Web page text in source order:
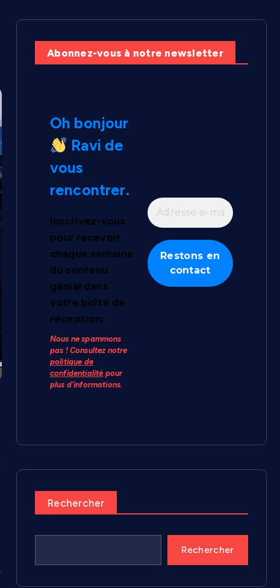
Abonnez-vous à notre newsletter
Oh bonjour
Ravi de
vous
rencontrer.
Inscrivez-vous
pour recevoir
chaque semaine
du contenu
génial dans
votre boîte de
réception.
Nous ne spammons
pas ! Consultez notre
politique de
confidentialité pour
plus d’informations.
Rechercher
Rechercher